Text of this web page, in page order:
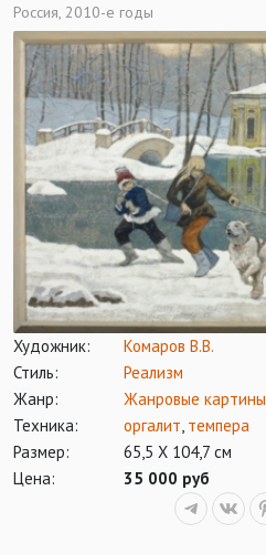
Россия, 2010-е годы
Художник:
Комаров В.В.
Стиль:
Реализм
Жанр:
Жанровые картины
Техника:
оргалит, темпера
Размер:
65,5 Х 104,7 см
Цена:
35 000 руб